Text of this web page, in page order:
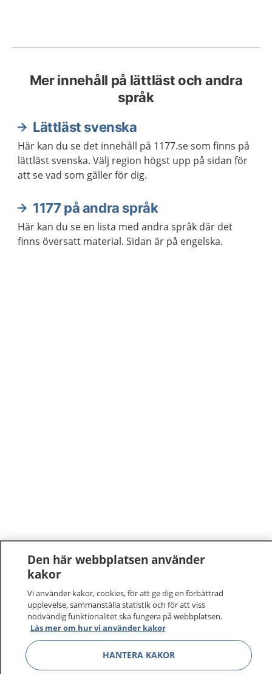
Mer innehåll på lättläst och andra
språk
Lättläst svenska
Här kan du se det innehåll på 1177.se som finns på
lättläst svenska. Välj region högst upp på sidan för
att se vad som gäller för dig.
1177 på andra språk
Här kan du se en lista med andra språk där det
finns översatt material. Sidan är på engelska.
1177 –tryggt om din hälsa och vård
På 1177.se får du råd om hälsa och information om
sjukdomar och vilka mottagningar du kan kontakta.
Logga in för att läsa din journal och göra dina
vårdärenden. Ring telefonnummer 1177 för
sjukvårdsrådgivning dygnet runt.
Den här webbplatsen använder
kakor
Vi använder kakor, cookies, för att ge dig en förbättrad
upplevelse, sammanställa statistik och för att viss
nödvändig funktionalitet ska fungera på webbplatsen.
Läs mer om hur vi använder kakor
HANTERA KAKOR